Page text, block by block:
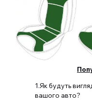
1.Як будуть
вашого авто?